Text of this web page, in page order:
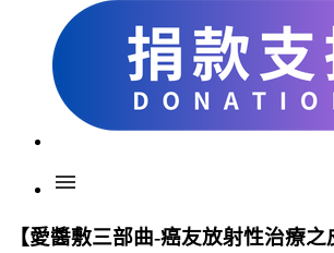
menu
【愛醬敷三部曲-癌友放射性治療